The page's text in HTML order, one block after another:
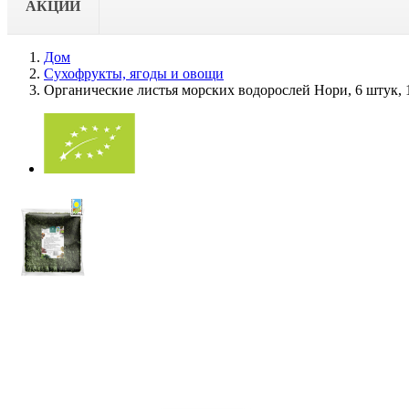
АКЦИИ
Дом
Сухофрукты, ягоды и овощи
Органические листья морских водорослей Нори, 6 штук,